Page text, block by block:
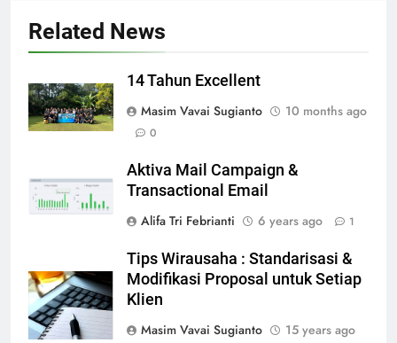
Related News
14 Tahun Excellent
Masim Vavai Sugianto
10 months ago
0
Aktiva Mail Campaign &
Transactional Email
Alifa Tri Febrianti
6 years ago 1
Tips Wirausaha : Standarisasi &
Modifikasi Proposal untuk Setiap
Klien
Masim Vavai Sugianto
15 years ago